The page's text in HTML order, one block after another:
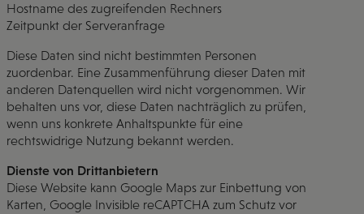
Hostname des zugreifenden Rechners
Zeitpunkt der Serveranfrage
Diese Daten sind nicht bestimmten Personen
zuordenbar. Eine Zusammenführung dieser Daten mit
anderen Datenquellen wird nicht vorgenommen. Wir
behalten uns vor, diese Daten nachträglich zu prüfen,
wenn uns konkrete Anhaltspunkte für eine
rechtswidrige Nutzung bekannt werden.
Dienste von Drittanbietern
Diese Website kann Google Maps zur Einbettung von
Karten, Google Invisible reCAPTCHA zum Schutz vor